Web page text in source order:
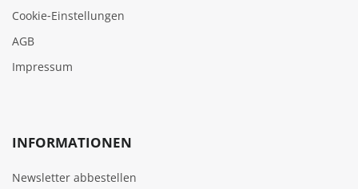
Cookie‑Einstellungen
AGB
Impressum
INFORMATIONEN
Newsletter abbestellen